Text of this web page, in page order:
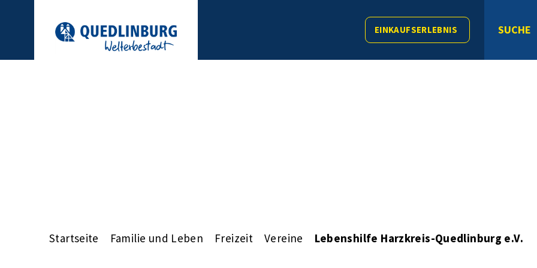
EINKAUFSERLEBNIS SUCHE
Startseite Familie und Leben Freizeit Vereine Lebenshilfe Harzkreis-Quedlinburg e.V.